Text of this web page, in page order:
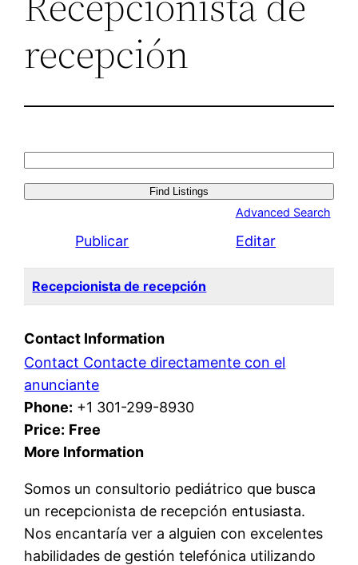
recepción
Search
for:
Advanced Search
Publicar Editar
Recepcionista de recepción
Contact Information
Contact Contacte directamente con el
anunciante
Phone: +1 301-299-8930
Price: Free
More Information
Somos un consultorio pediátrico que busca
un recepcionista de recepción entusiasta.
Nos encantaría ver a alguien con excelentes
habilidades de gestión telefónica utilizando